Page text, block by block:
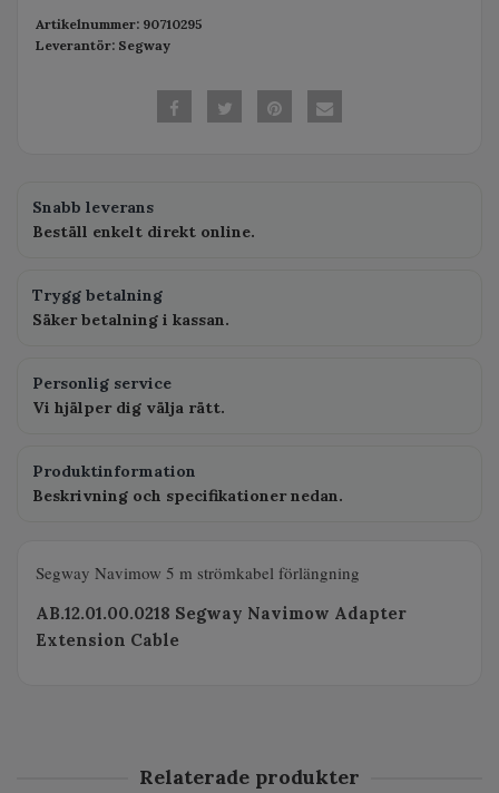
Artikelnummer: 90710295
Leverantör: Segway
Snabb leverans
Beställ enkelt direkt online.
Trygg betalning
Säker betalning i kassan.
Personlig service
Vi hjälper dig välja rätt.
Produktinformation
Beskrivning och specifikationer nedan.
Segway Navimow 5 m strömkabel förlängning
AB.12.01.00.0218 Segway Navimow Adapter
Extension Cable
Relaterade produkter